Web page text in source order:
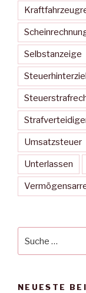
Selbstanzeige
Umsatzsteuer
Unterlassen
nach:
NEUESTE